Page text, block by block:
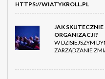
HTTPS://WIATYKROLL.PL
JAK
ORGANIZACJI?
W DZISIEJSZYM
ZARZĄDZANIE